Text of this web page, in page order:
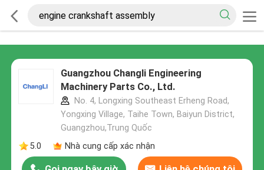
Guangzhou Changli Engineering
Machinery Parts Co., Ltd.
No. 4, Longxing Southeast Erheng Road,
Yongxing Village, Taihe Town, Baiyun District,
Guangzhou,Trung Quốc
5.0
Nhà cung cấp xác nhận